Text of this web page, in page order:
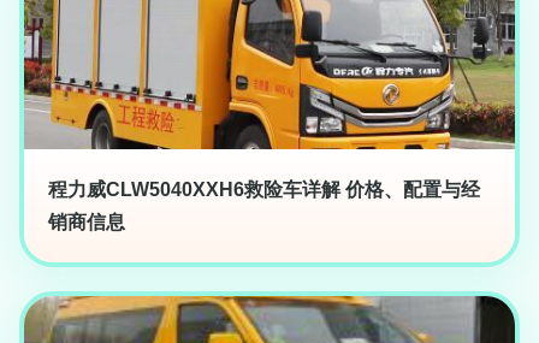
程力威CLW5040XXH6救险车详解 价格、配置与经
销商信息